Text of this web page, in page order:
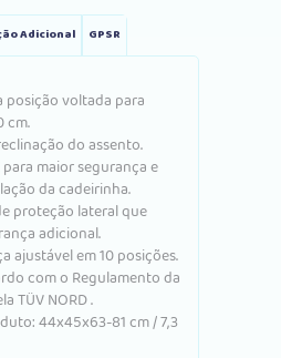
Adicional GPSR
posição voltada para
cm.
do assento.
para maior segurança e
da cadeirinha.
proteção lateral que
adicional.
ajustável em 10 posições.
com o Regulamento da
TÜV NORD .
44x45x63-81 cm / 7,3